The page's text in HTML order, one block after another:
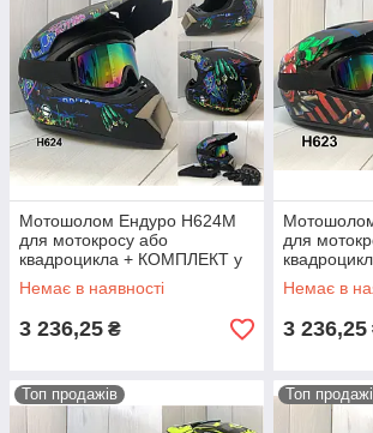
Мотошолом Ендуро H624M
для мотокросу або
квадроцикла + КОМПЛЕКТ у
Подарунок (Окуляри,
Рукавички, Маска)
Немає в наявності
3 236,25 ₴
для
Подарунок
Немає в
3 236,25
Топ продажів Топ